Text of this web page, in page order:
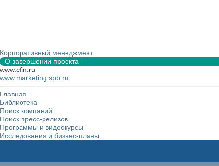
Корпоративный менеджмент
О завершении проекта
www.cfin.ru
www.marketing.spb.ru
Главная
Библиотека
Поиск компаний
Поиск пресс-релизов
Программы и видеокурсы
Исследования и бизнес-планы